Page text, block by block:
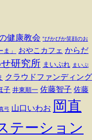
健康教会 “ぴかぴか笑顔のお
」 おやこカフェ からだ
研究所 まいぷれ まいぷ
クラウドファンディング
子 井東順一 佐藤智子 佐藤
弓 山口いわお 岡直
テーション